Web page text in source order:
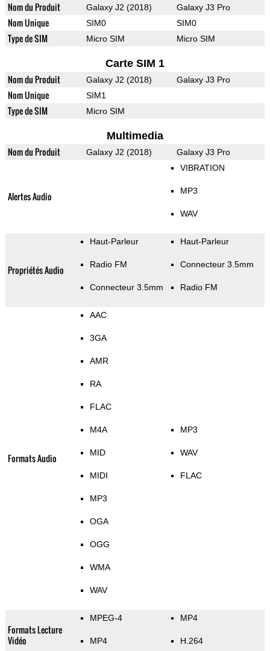
Nom du Produit Galaxy J2 (2018) Galaxy J3 Pro
Nom Unique SIM0 SIM0
Type de SIM Micro SIM Micro SIM
Carte SIM 1
Nom du Produit Galaxy J2 (2018) Galaxy J3 Pro
Nom Unique SIM1
Type de SIM Micro SIM
Multimedia
Nom du Produit Galaxy J2 (2018) Galaxy J3 Pro
Alertes Audio
VIBRATION
MP3
WAV
Propriétés Audio
Haut-Parleur
Radio FM
Connecteur 3.5mm
Haut-Parleur
Connecteur 3.5mm
Radio FM
Formats Audio
AAC
3GA
AMR
RA
FLAC
M4A
MID
MIDI
MP3
OGA
OGG
WMA
WAV
MP3
WAV
FLAC
Formats Lecture
Vidéo
MPEG-4
MP4
MP4
H.264